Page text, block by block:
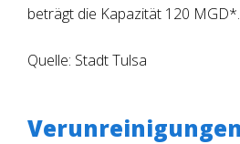
beträgt die Kapazität 120 MGD*.
Quelle: Stadt Tulsa